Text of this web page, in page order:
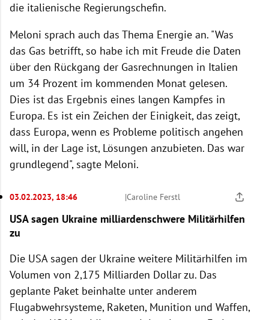
die italienische Regierungschefin.
Meloni sprach auch das Thema Energie an. "Was
das Gas betrifft, so habe ich mit Freude die Daten
über den Rückgang der Gasrechnungen in Italien
um 34 Prozent im kommenden Monat gelesen.
Dies ist das Ergebnis eines langen Kampfes in
Europa. Es ist ein Zeichen der Einigkeit, das zeigt,
dass Europa, wenn es Probleme politisch angehen
will, in der Lage ist, Lösungen anzubieten. Das war
grundlegend", sagte Meloni.
03.02.2023, 18:46 |Caroline Ferstl
USA sagen Ukraine milliardenschwere Militärhilfen
zu
Die USA sagen der Ukraine weitere Militärhilfen im
Volumen von 2,175 Milliarden Dollar zu. Das
geplante Paket beinhalte unter anderem
Flugabwehrsysteme, Raketen, Munition und Waffen,